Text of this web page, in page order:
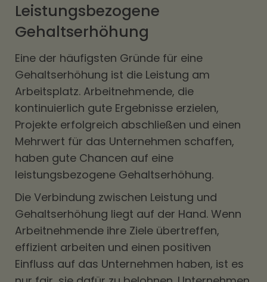
Leistungsbezogene
Gehaltserhöhung
Eine der häufigsten Gründe für eine
Gehaltserhöhung ist die Leistung am
Arbeitsplatz. Arbeitnehmende, die
kontinuierlich gute Ergebnisse erzielen,
Projekte erfolgreich abschließen und einen
Mehrwert für das Unternehmen schaffen,
haben gute Chancen auf eine
leistungsbezogene Gehaltserhöhung.
Die Verbindung zwischen Leistung und
Gehaltserhöhung liegt auf der Hand. Wenn
Arbeitnehmende ihre Ziele übertreffen,
effizient arbeiten und einen positiven
Einfluss auf das Unternehmen haben, ist es